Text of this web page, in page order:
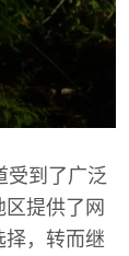
受到了广泛
提供了网
，转而继